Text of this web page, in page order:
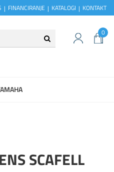
FINANCIRANJE KATALOGI KONTAKT
0
SCAFELL